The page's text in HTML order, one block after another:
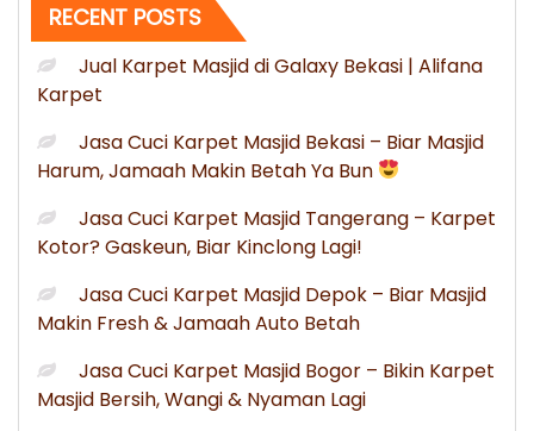
RECENT POSTS
Jual Karpet Masjid di Galaxy Bekasi | Alifana
Karpet
Jasa Cuci Karpet Masjid Bekasi – Biar Masjid
Harum, Jamaah Makin Betah Ya Bun
Jasa Cuci Karpet Masjid Tangerang – Karpet
Kotor? Gaskeun, Biar Kinclong Lagi!
Jasa Cuci Karpet Masjid Depok – Biar Masjid
Makin Fresh & Jamaah Auto Betah
Jasa Cuci Karpet Masjid Bogor – Bikin Karpet
Masjid Bersih, Wangi & Nyaman Lagi